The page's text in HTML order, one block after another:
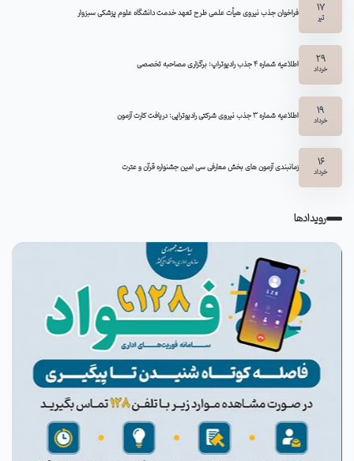
17
تیر فراخوان جذب نیروی هیأت علمی طرح تعهد خدمت دانشگاه علوم پزشکی سبزوار
29
خرداد اطلاعیه شماره ۴ جذب رادیوتراپ: برگزاری مصاحبه تخصصی
19
خرداد اطلاعیه شماره 3 جذب نیروی شرکتی رادیوتراپی: دریافت کارت آزمون
16
خرداد زمانبندی آزمون های بخش معارفی سی امین جشنواره قرآن و عترت
رویدادها